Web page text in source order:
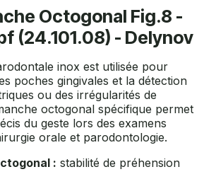
Octogonal Fig.8 -
(24.101.08) - Delynov
inox est utilisée pour
poches gingivales et la détection
ou des irrégularités de
octogonal spécifique permet
du geste lors des examens
orale et parodontologie.
: stabilité de préhension